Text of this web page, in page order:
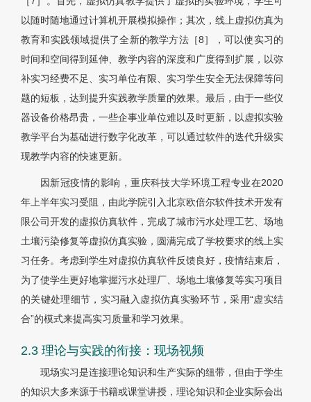
以随时随地通过计算机开展模拟操作；其次，线上虚拟仿真为
教育和实践领域提供了全新的教学方法［8］，可以使实习的
时间和空间得到延伸、教学内容的深度和广度得到扩展，以弥
补实习经费不足、实习单位有限、实习学生安全无法保障等问
题的短板，达到提升实践教学质量的效果。最后，由于一些仪
器设备价格昂贵，一些企事业单位难以及时更新，以虚拟实验
教学平台为基础进行数字化改革，可以通过软件的迭代升级实
现教学内容的快速更新。
因新冠疫情的影响，重庆科技大学环境工程专业在2020
年上半年实习受阻，由此学院引入北京欧倍尔软件技术开发有
限公司开发的虚拟仿真软件，完成了城市污水处理工艺、场地
土壤污染修复等虚拟仿真实验，圆满完成了学校要求的线上实
习任务。考虑到学生对虚拟仿真软件反馈良好，疫情结束后，
为了使学生更好地掌握污水处理厂、场地土壤修复等实习项目
的关键处理细节，实习融入虚拟仿真实验环节，采用“虚实结
合”的模式来提高实习质量和学习效果。
2.3 理论与实践的衔接：现场视频
现场实习是连接理论知识和生产实际的纽带，但由于学生
的知识大多来源于书籍或课堂讲授，理论知识和企业实际会出